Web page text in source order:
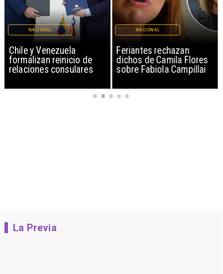
Chile y Venezuela
formalizan reinicio de
relaciones consulares
NACIONAL
Feriantes rechazan
dichos de Camila Flores
sobre Fabiola Campillai
NACIONAL
La Previa